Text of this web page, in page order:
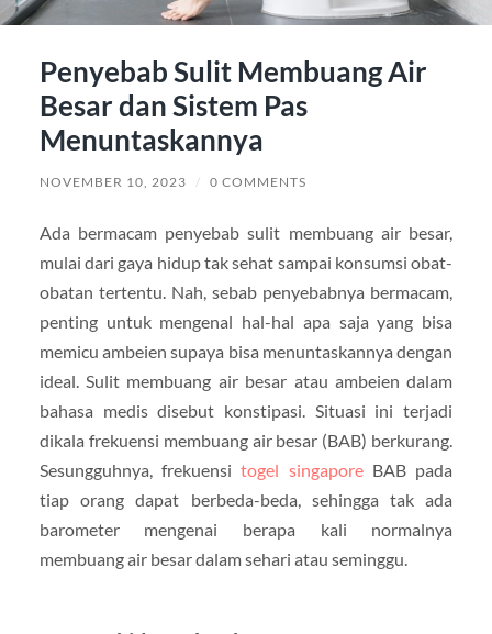
Penyebab Sulit Membuang Air
Besar dan Sistem Pas
Menuntaskannya
NOVEMBER 10, 2023 / 0 COMMENTS
Ada bermacam penyebab sulit membuang air besar,
mulai dari gaya hidup tak sehat sampai konsumsi obat-
obatan tertentu. Nah, sebab penyebabnya bermacam,
penting untuk mengenal hal-hal apa saja yang bisa
memicu ambeien supaya bisa menuntaskannya dengan
ideal. Sulit membuang air besar atau ambeien dalam
bahasa medis disebut konstipasi. Situasi ini terjadi
dikala frekuensi membuang air besar (BAB) berkurang.
Sesungguhnya, frekuensitogel singaporeBAB pada
tiap orang dapat berbeda-beda, sehingga tak ada
barometer mengenai berapa kali normalnya
membuang air besar dalam sehari atau seminggu.